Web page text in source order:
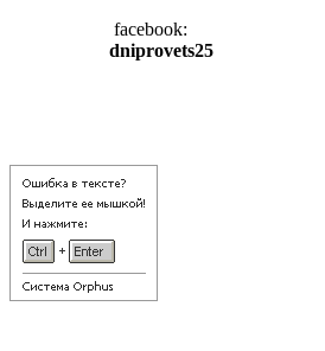
facebook:
dniprovets25